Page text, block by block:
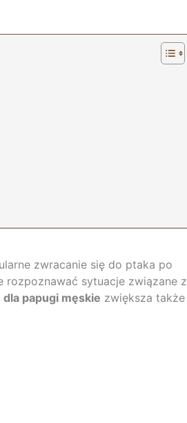
zwracanie się do ptaka po
rozpoznawać sytuacje związane z
dla papugi męskie zwiększa także